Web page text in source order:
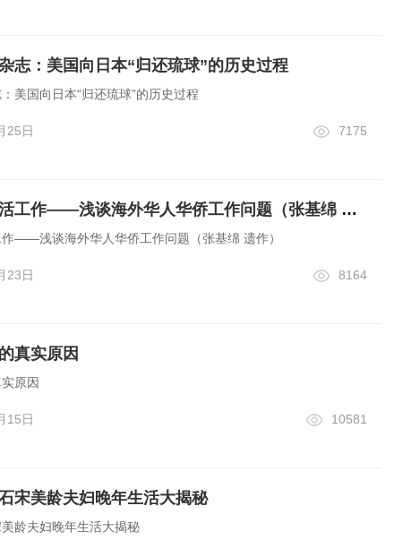
志：美国向日本“归还琉球”的历史过程
：美国向日本“归还琉球”的历史过程
25日 7175
掌握政策，灵活工作——浅谈海外华人华侨工作问题（张基绵 遗作）
——浅谈海外华人华侨工作问题（张基绵 遗作）
23日 8164
真实原因
原因
15日 10581
宋美龄夫妇晚年生活大揭秘
美龄夫妇晚年生活大揭秘